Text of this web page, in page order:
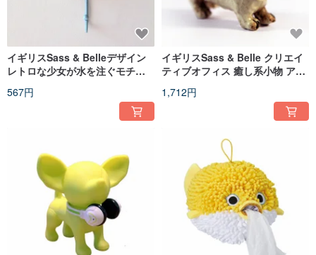
イギリスSass & Belleデザイン
レトロな少女が水を注ぐモチー
ク
567円
イギリスSass & Belle クリエイ
ティブオフィス 癒し系小物 アン
セット
1,712円